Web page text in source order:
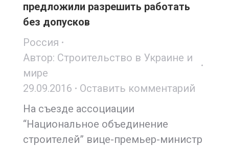
предложили разрешить работать
без допусков
Россия
Автор: Строительство в Украине и
мире
29.09.2016
Оставить комментарий
На съезде ассоциации
“Национальное объединение
строителей” вице-премьер-министр